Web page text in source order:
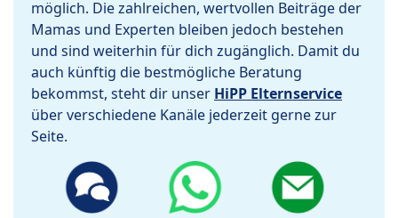
möglich. Die zahlreichen, wertvollen Beiträge der
Mamas und Experten bleiben jedoch bestehen
und sind weiterhin für dich zugänglich. Damit du
auch künftig die bestmögliche Beratung
bekommst, steht dir unser HiPP Elternservice
über verschiedene Kanäle jederzeit gerne zur
Seite.